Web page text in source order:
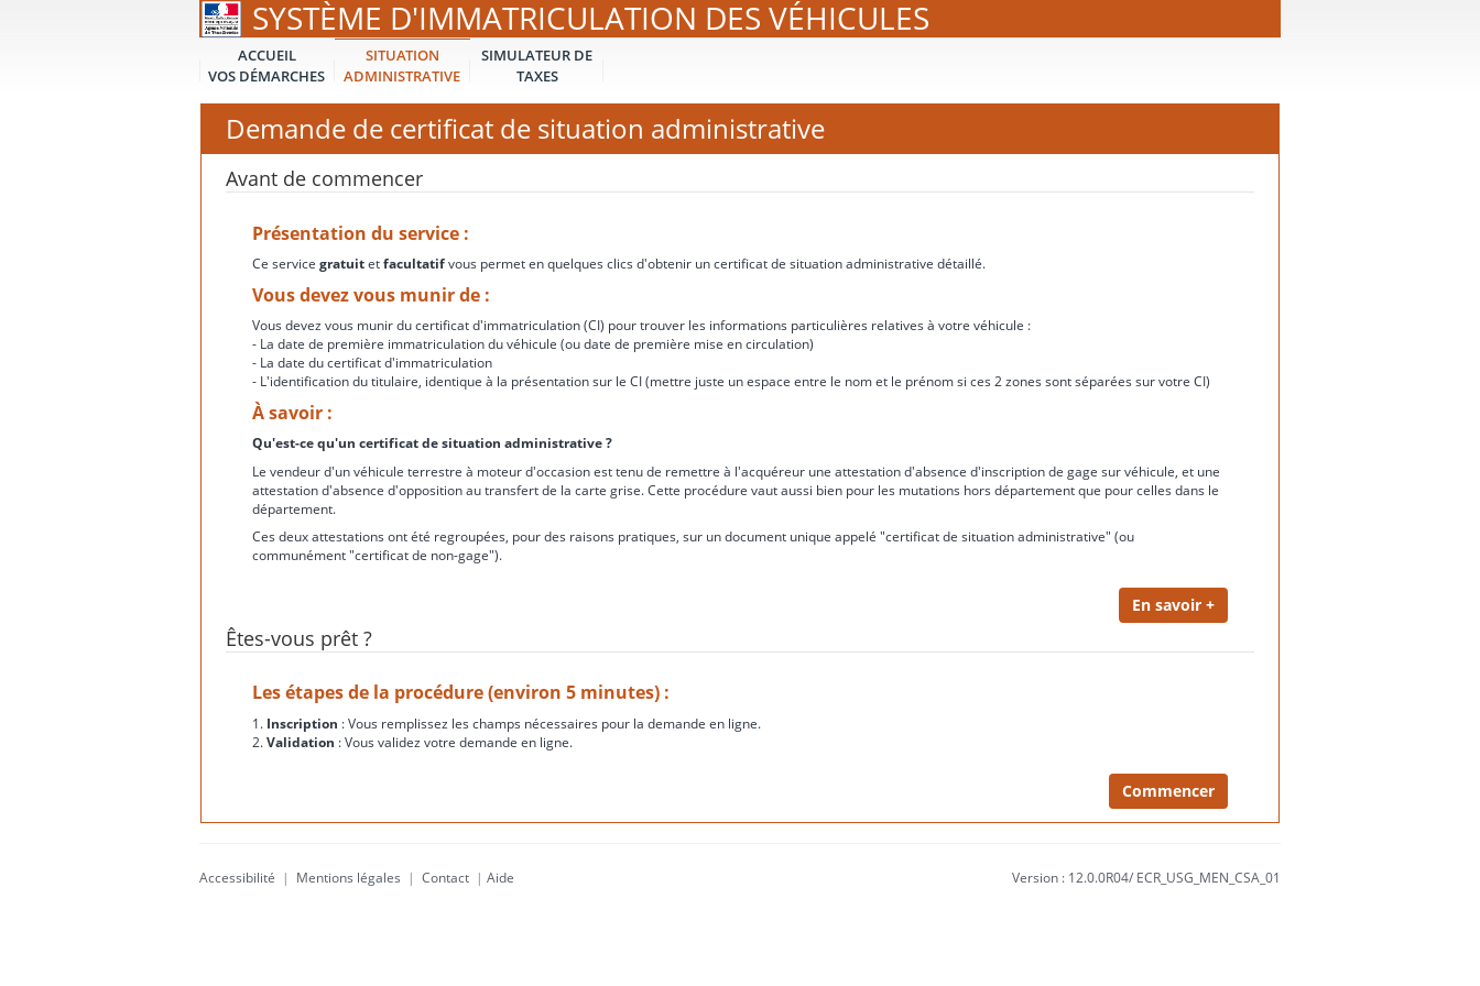
SYSTÈME D'IMMATRICULATION DES VÉHICULES
ACCUEIL
VOS DÉMARCHES
SITUATION
ADMINISTRATIVE
SIMULATEUR DE
TAXES
Demande de certificat de situation administrative
Avant de commencer
Présentation du service :
Ce service gratuitetfacultatifvous permet en quelques clics d'obtenir un certificat de situation administrative détaillé.
Vous devez vous munir de :
Vous devez vous munir du certificat d'immatriculation (CI) pour trouver les informations particulières relatives à votre véhicule :
- La date de première immatriculation du véhicule (ou date de première mise en circulation)
- La date du certificat d'immatriculation
- L'identification du titulaire, identique à la présentation sur le CI (mettre juste un espace entre le nom et le prénom si ces 2 zones sont séparées sur votre CI)
À savoir :
Qu'est-ce qu'un certificat de situation administrative ?
Le vendeur d'un véhicule terrestre à moteur d'occasion est tenu de remettre à l'acquéreur une attestation d'absence d'inscription de gage sur véhicule, et une
attestation d'absence d'opposition au transfert de la carte grise. Cette procédure vaut aussi bien pour les mutations hors département que pour celles dans le
département.
Ces deux attestations ont été regroupées, pour des raisons pratiques, sur un document unique appelé "certificat de situation administrative" (ou
communément "certificat de non-gage").
Êtes-vous prêt ?
Les étapes de la procédure (environ 5 minutes) :
1. Inscription : Vous remplissez les champs nécessaires pour la demande en ligne.
2.Validation : Vous validez votre demande en ligne.
Accessibilité | Mentions légales | Contact | Aide Version : 12.0.0R04/ ECR_USG_MEN_CSA_01